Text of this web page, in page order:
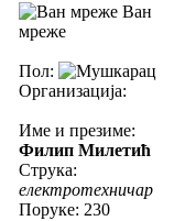
Ван
мреже
Пол:
Организација:
Име и презиме:
Филип Милетић
Струка:
електротехничар
Поруке: 230